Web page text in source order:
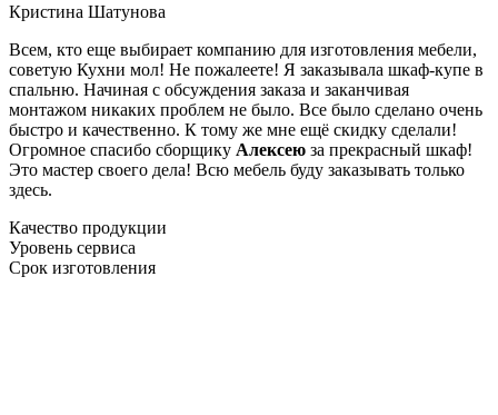
Кристина Шатунова
Всем, кто еще выбирает компанию для изготовления мебели,
советую Кухни мол! Не пожалеете! Я заказывала шкаф-купе в
спальню. Начиная с обсуждения заказа и заканчивая
монтажом никаких проблем не было. Все было сделано очень
быстро и качественно. К тому же мне ещё скидку сделали!
Огромное спасибо сборщику Алексею за прекрасный шкаф!
Это мастер своего дела! Всю мебель буду заказывать только
здесь.
Качество продукции
Уровень сервиса
Срок изготовления